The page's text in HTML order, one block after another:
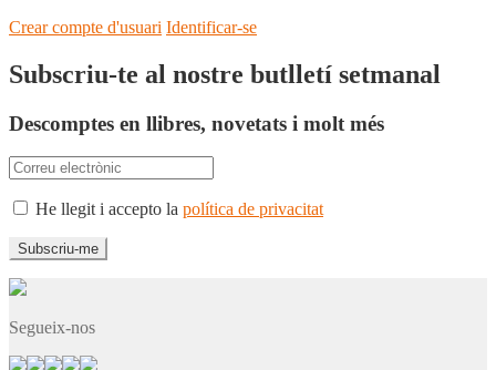
Crear compte d'usuari Identificar-se
Subscriu-te al nostre butlletí setmanal
Descomptes en llibres, novetats i molt més
He llegit i accepto la política de privacitat
Segueix-nos